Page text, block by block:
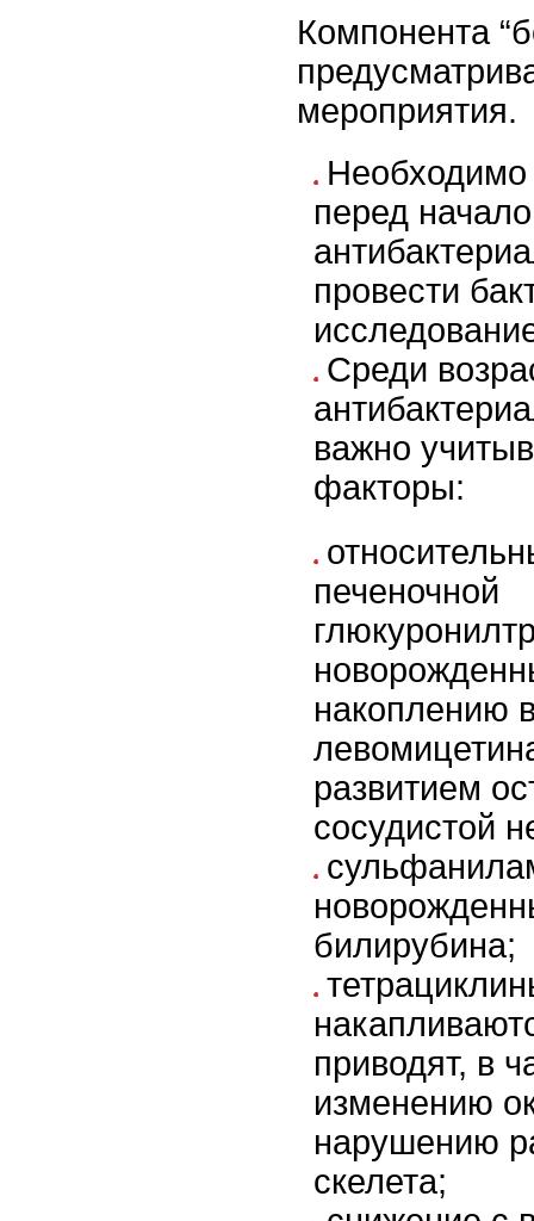
Компонента
мероприятия.
Необходимо
перед
провести
Среди
важно
факторы:
печеночной
накоплению
развитием
сосудистой
билирубина;
приводят, в
изменению
нарушению
скелета;